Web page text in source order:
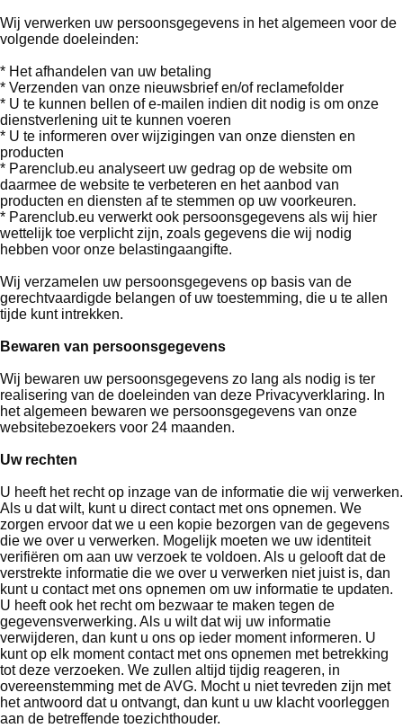
Wij verwerken uw persoonsgegevens in het algemeen voor de
volgende doeleinden:
* Het afhandelen van uw betaling
* Verzenden van onze nieuwsbrief en/of reclamefolder
* U te kunnen bellen of e-mailen indien dit nodig is om onze
dienstverlening uit te kunnen voeren
* U te informeren over wijzigingen van onze diensten en
producten
* Parenclub.eu analyseert uw gedrag op de website om
daarmee de website te verbeteren en het aanbod van
producten en diensten af te stemmen op uw voorkeuren.
* Parenclub.eu verwerkt ook persoonsgegevens als wij hier
wettelijk toe verplicht zijn, zoals gegevens die wij nodig
hebben voor onze belastingaangifte.
Wij verzamelen uw persoonsgegevens op basis van de
gerechtvaardigde belangen of uw toestemming, die u te allen
tijde kunt intrekken.
Bewaren van persoonsgegevens
Wij bewaren uw persoonsgegevens zo lang als nodig is ter
realisering van de doeleinden van deze Privacyverklaring. In
het algemeen bewaren we persoonsgegevens van onze
websitebezoekers voor 24 maanden.
Uw rechten
U heeft het recht op inzage van de informatie die wij verwerken.
Als u dat wilt, kunt u direct contact met ons opnemen. We
zorgen ervoor dat we u een kopie bezorgen van de gegevens
die we over u verwerken. Mogelijk moeten we uw identiteit
verifiëren om aan uw verzoek te voldoen. Als u gelooft dat de
verstrekte informatie die we over u verwerken niet juist is, dan
kunt u contact met ons opnemen om uw informatie te updaten.
U heeft ook het recht om bezwaar te maken tegen de
gegevensverwerking. Als u wilt dat wij uw informatie
verwijderen, dan kunt u ons op ieder moment informeren. U
kunt op elk moment contact met ons opnemen met betrekking
tot deze verzoeken. We zullen altijd tijdig reageren, in
overeenstemming met de AVG. Mocht u niet tevreden zijn met
het antwoord dat u ontvangt, dan kunt u uw klacht voorleggen
aan de betreffende toezichthouder.